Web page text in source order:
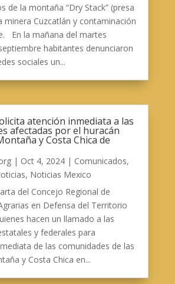
de la montaña “Dry Stack” (presa
minera Cuzcatlán y contaminación
En la mañana del martes
habitantes denunciaron
sociales un...
atención inmediata a las
afectadas por el huracán
y Costa Chica de
| Oct 4, 2024| Comunicados,
, Noticias Mexico
del Concejo Regional de
en Defensa del Territorio
hacen un llamado a las
y federales para
de las comunidades de las
y Costa Chica en...